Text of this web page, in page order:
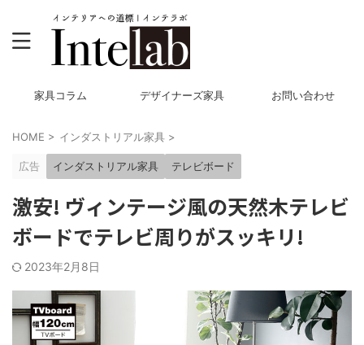
家具コラム デザイナーズ家具 お問い合わせ
HOME > インダストリアル家具 >
広告 インダストリアル家具 テレビボード
激安! ヴィンテージ風の天然木テレビ
ボードでテレビ周りがスッキリ!
2023年2月8日